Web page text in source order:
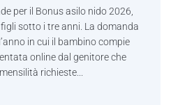
per il Bonus asilo nido 2026,
sotto i tre anni. La domanda
in cui il bambino compie
online dal genitore che
richieste...